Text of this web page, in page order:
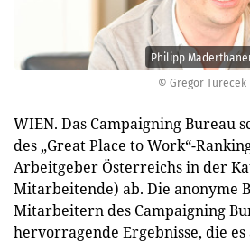
© Gregor Turecek
Philipp
WIEN. Das Campaigning Bureau
des „Great Place to Work“-
Arbeitgeber Österreichs in der
Mitarbeitende) ab. Die anonyme
Mitarbeitern des Campaigning
hervorragende Ergebnisse, die